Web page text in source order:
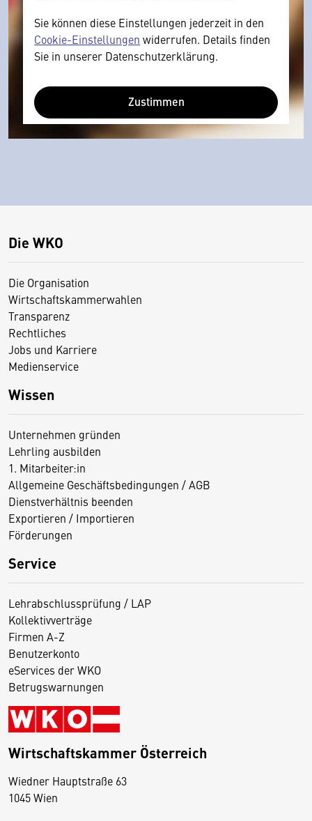
Sie können diese Einstellungen jederzeit in den
Cookie-Einstellungen widerrufen. Details finden
Sie in unserer Datenschutzerklärung.
Zustimmen
Die WKO
Die Organisation
Wirtschaftskammerwahlen
Transparenz
Rechtliches
Jobs und Karriere
Medienservice
Wissen
Unternehmen gründen
Lehrling ausbilden
1. Mitarbeiter:in
Allgemeine Geschäftsbedingungen / AGB
Dienstverhältnis beenden
Exportieren / Importieren
Förderungen
Service
Lehrabschlussprüfung / LAP
Kollektivverträge
Firmen A-Z
Benutzerkonto
eServices der WKO
Betrugswarnungen
Wirtschaftskammer Österreich
Wiedner Hauptstraße 63
1045 Wien
D